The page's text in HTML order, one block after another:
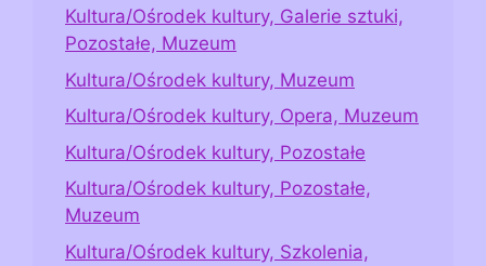
Kultura/Ośrodek kultury, Galerie sztuki,
Pozostałe, Muzeum
Kultura/Ośrodek kultury, Muzeum
Kultura/Ośrodek kultury, Opera, Muzeum
Kultura/Ośrodek kultury, Pozostałe
Kultura/Ośrodek kultury, Pozostałe,
Muzeum
Kultura/Ośrodek kultury, Szkolenia,